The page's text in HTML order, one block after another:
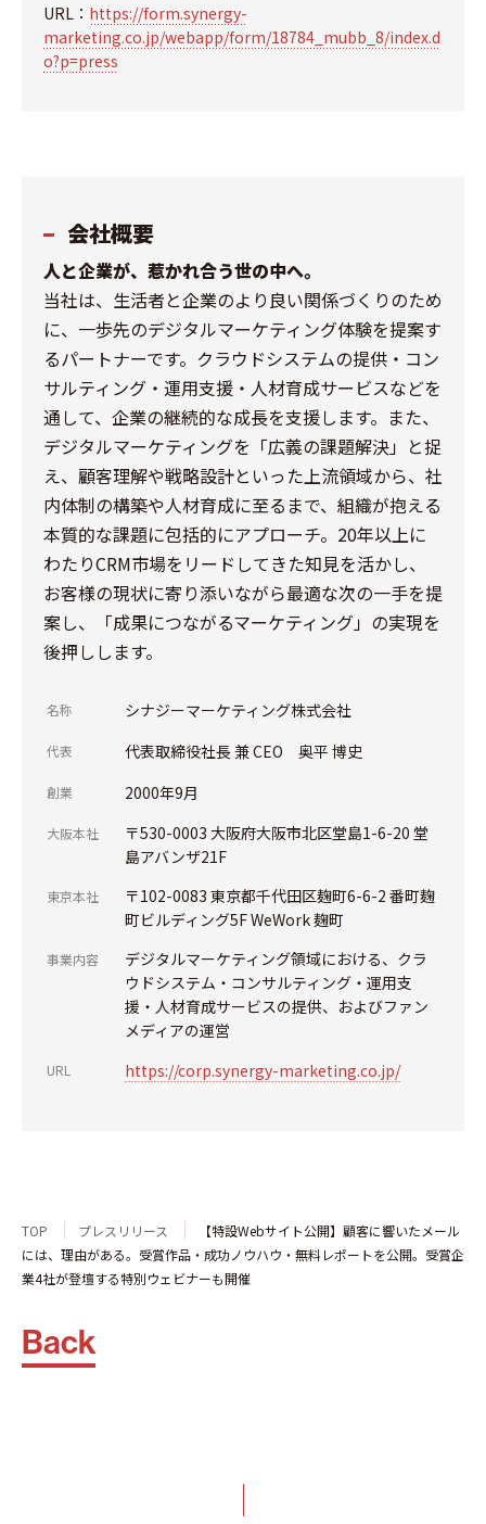
URL： https://form.synergy-
marketing.co.jp/webapp/form/18784_mubb_8/index.d
o?p=press
会社概要
人と企業が、惹かれ合う世の中へ。
当社は、生活者と企業のより良い関係づくりのため
に、一歩先のデジタルマーケティング体験を提案す
るパートナーです。クラウドシステムの提供・コン
サルティング・運用支援・人材育成サービスなどを
通して、企業の継続的な成長を支援します。また、
デジタルマーケティングを「広義の課題解決」と捉
え、顧客理解や戦略設計といった上流領域から、社
内体制の構築や人材育成に至るまで、組織が抱える
本質的な課題に包括的にアプローチ。20年以上に
わたりCRM市場をリードしてきた知見を活かし、
お客様の現状に寄り添いながら最適な次の一手を提
案し、「成果につながるマーケティング」の実現を
後押しします。
名称 シナジーマーケティング株式会社
代表 代表取締役社長 兼 CEO 奥平 博史
創業 2000年9月
大阪本社
〒530-0003 大阪府大阪市北区堂島1-6-20 堂
島アバンザ21F
東京本社
〒102-0083 東京都千代田区麹町6-6-2 番町麹
町ビルディング5F WeWork 麹町
事業内容
デジタルマーケティング領域における、クラ
ウドシステム・コンサルティング・運用支
援・人材育成サービスの提供、およびファン
メディアの運営
URL https://corp.synergy-marketing.co.jp/
TOP プレスリリース
【特設Webサイト公開】顧客に響いたメール
には、理由がある。受賞作品・成功ノウハウ・無料レポートを公開。受賞企
業4社が登壇する特別ウェビナーも開催
Back